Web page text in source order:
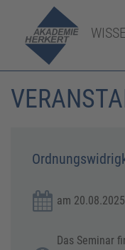
am 20.08.2025
Das Seminar